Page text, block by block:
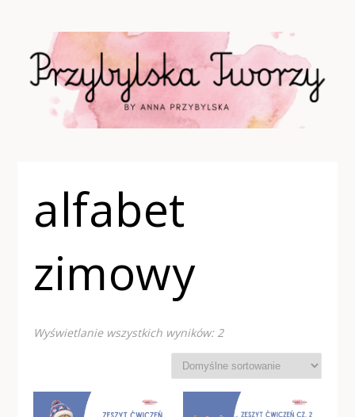
alfabet
zimowy
Wyświetlanie wszystkich wyników: 2